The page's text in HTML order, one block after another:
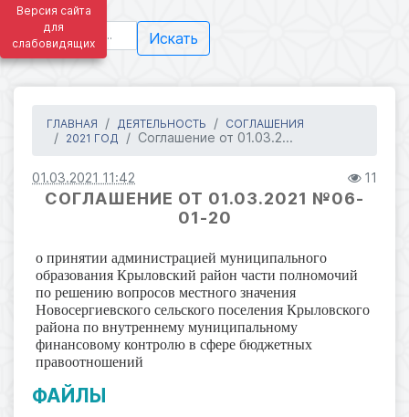
Версия сайта
для
слабовидящих
Искать
ГЛАВНАЯ ДЕЯТЕЛЬНОСТЬ
СОГЛАШЕНИЯ
2021 ГОД
Соглашение от 01.03.2...
01.03.2021 11:42 11
СОГЛАШЕНИЕ ОТ 01.03.2021 №06-
01-20
о принятии администрацией муниципального
образования Крыловский район части полномочий
по решению вопросов местного значения
Новосергиевского сельского поселения Крыловского
района по внутреннему муниципальному
финансовому контролю в сфере бюджетных
правоотношений
ФАЙЛЫ